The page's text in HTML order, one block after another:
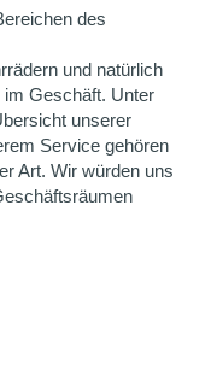
des
und natürlich
im Geschäft. Unter
unserer
Service gehören
Art. Wir würden uns